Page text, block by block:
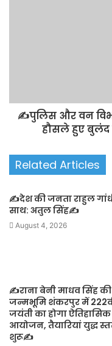
✍️पुलिस और वन
हौसले हुए बुलंद
Related Articles
✍️देश की जनता राहुल
साथ: अतुल सिंह✍️
August 4, 2026
✍️राना बेनी माधव सिंह की
जन्मभूमि शंकरपुर में
जयंती का होगा ऐतिहासिक
आयोजन, तैयारियां युद्ध
शुरू✍️